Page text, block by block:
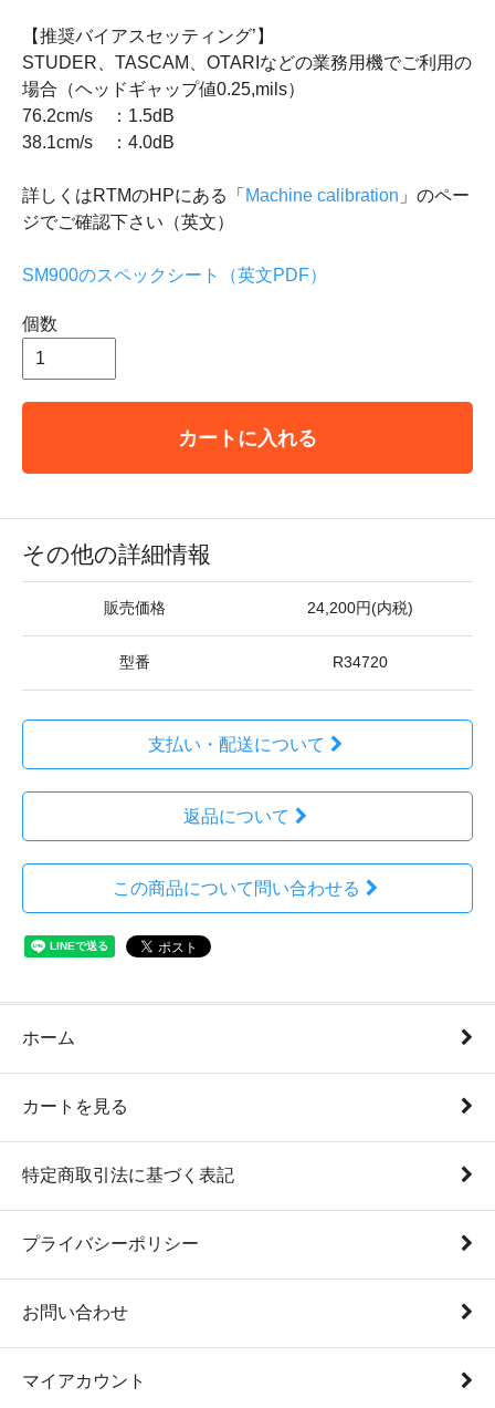
【推奨バイアスセッティング’】
STUDER、TASCAM、OTARIなどの業務用機でご利用の
場合（ヘッドギャップ値0.25,mils）
76.2cm/s ：1.5dB
38.1cm/s ：4.0dB
詳しくはRTMのHPにある「 Machine calibration 」のペー
ジでご確認下さい（英文）
SM900のスペックシート（英文PDF）
個数
カートに入れる
その他の詳細情報
販売価格 24,200円(内税)
型番 R34720
支払い・配送について
返品について
この商品について問い合わせる
ホーム
カートを見る
特定商取引法に基づく表記
プライバシーポリシー
お問い合わせ
マイアカウント